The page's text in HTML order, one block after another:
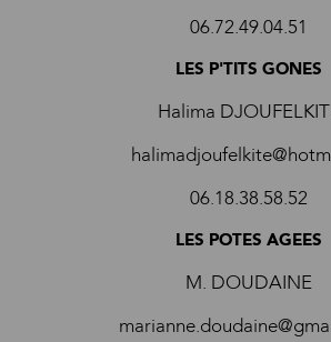
06.72.49.04.51
LES P'TITS GONES
Halima
06.18.38.58.52
LES POTES AGEES
M. DOUDAINE